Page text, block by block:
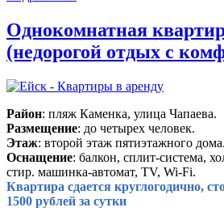
Однокомнатная
(недорогой отдых с
Район: пляж Каменка, улица Чапаева.
Размещение: до четырех человек.
Этаж: второй этаж пятиэтажного дома.
Оснащение: балкон, сплит-система,
стир. машинка-автомат, TV, Wi-Fi.
Квартира сдается круглогодично,
1500 рублей за сутки